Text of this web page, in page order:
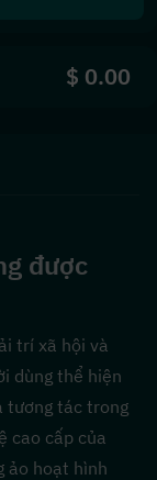
$ 0.00
được
trí xã hội và
dùng thể hiện
tương tác trong
cao cấp của
ảo hoạt hình